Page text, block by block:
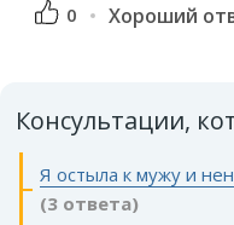
0 Хороший
Консультации,
Я остыла к мужу и
(3 ответа)